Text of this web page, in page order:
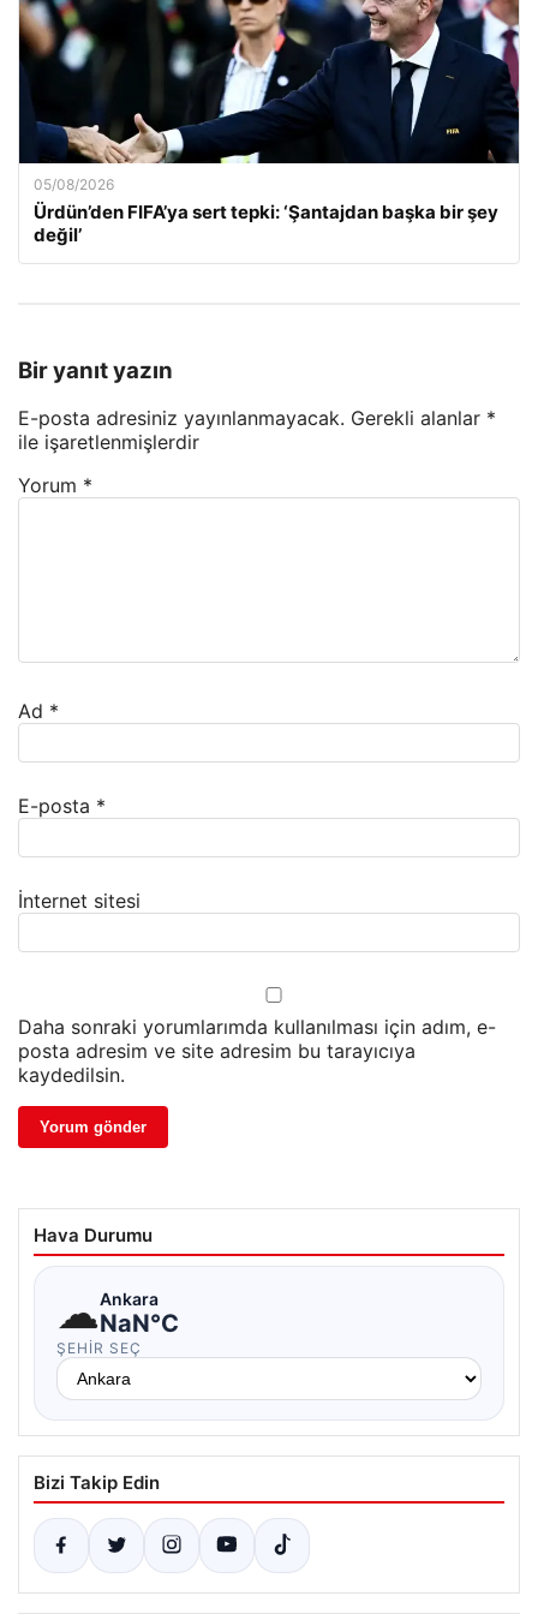
05/08/2026
Ürdün’den FIFA’ya sert tepki: ‘Şantajdan başka bir şey
değil’
Bir yanıt yazın
E-posta adresiniz yayınlanmayacak. Gerekli alanlar *
ile işaretlenmişlerdir
Yorum *
Ad *
E-posta *
İnternet sitesi
Daha sonraki yorumlarımda kullanılması için adım, e-
posta adresim ve site adresim bu tarayıcıya
kaydedilsin.
Hava Durumu
☁Ankara
NaN°C
ŞEHIR SEÇ
Bizi Takip Edin